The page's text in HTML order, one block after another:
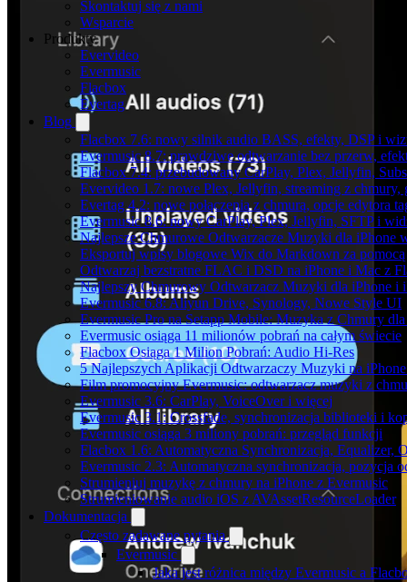
Skontaktuj się z nami
Wsparcie
Produkty
Evervideo
Evermusic
Flacbox
Evertag
Blog
Flacbox 7.6: nowy silnik audio BASS, efekty, DSP i
Evermusic 8.7: prawdziwe odtwarzanie bez przerw,
Flacbox 7.4: przebudowany CarPlay, Plex, Jellyfin,
Evervideo 1.7: nowe Plex, Jellyfin, streaming z chmury,
Evertag 4.2: nowe połączenia z chmurą, opcje edytora
Evermusic 8.6: nowy CarPlay, Plex, Jellyfin, SFTP i
Najlepsze Chmurowe Odtwarzacze Muzyki dla iPhone
Eksportuj wpisy blogowe Wix do Markdown za
Odtwarzaj bezstratne FLAC i DSD na iPhone i Mac z
Najlepszy Chmurowy Odtwarzacz Muzyki dla iPhone i
Evermusic 6.8: Aliyun Drive, Synology, Nowe Style UI
Evermusic Pro na Setapp Mobile: Muzyka z Chmury
Evermusic osiąga 11 milionów pobrań na całym świecie
Flacbox Osiąga 1 Milion Pobrań: Audio Hi-Res
5 Najlepszych Aplikacji Odtwarzaczy Muzyki na
Film promocyjny Evermusic: odtwarzacz muzyki z
Evermusic 3.6: CarPlay, VoiceOver i więcej
Evermusic 3.1: Crossfade, synchronizacja biblioteki i
Evermusic osiąga 3 miliony pobrań: przegląd funkcji
Flacbox 1.6: Automatyczna Synchronizacja, Equalizer,
Evermusic 2.3: Automatyczna synchronizacja, pozycja
Strumieniuj muzykę z chmury na iPhone z Evermusic
Strumieniowanie audio iOS z AVAssetResourceLoader
Dokumentacja
Często zadawane pytania
Evermusic
Jaka jest różnica między Evermusic a